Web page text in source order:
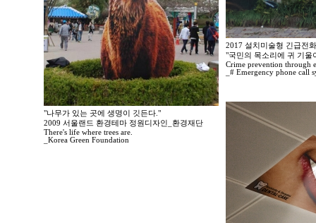
"나무가 있는 곳에 생명이 깃든다."
2009 서울랜드 환경테마 정원디자인_환경재단
There's life where trees are.
_Korea Green Foundation
2017 설치미술형 긴급전
"국민의 목소리에 귀 기울
Crime prevention through
_# Emergency phone call